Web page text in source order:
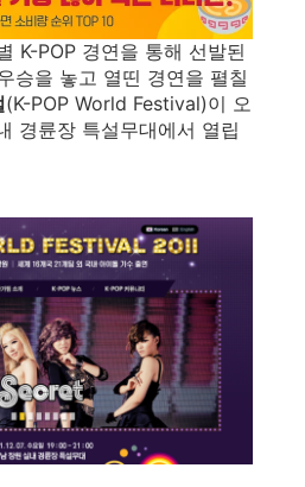
K-POP 경연을 통해 선발된
승을 놓고 열띤 경연을 펼칠
(K-POP World Festival)이 오
경륜장 특설무대에서 열립